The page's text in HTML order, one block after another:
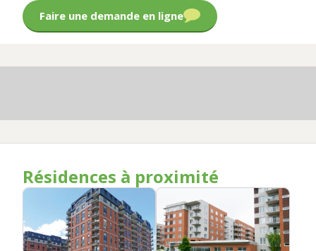
Faire une demande en ligne
Résidences à proximité